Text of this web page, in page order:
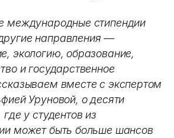
международные стипендии
направления —
экологию, образование,
и государственное
вместе с экспертом
Уруновой, о десяти
у студентов из
может быть больше шансов